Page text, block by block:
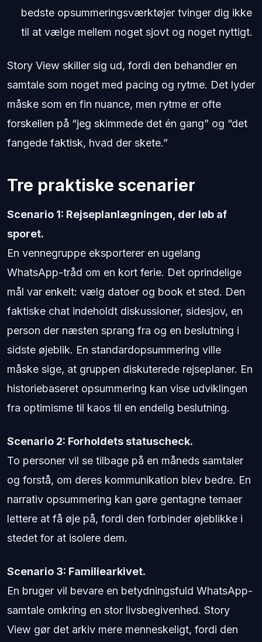
bedste opsummeringsværktøjer tvinger dig ikke
til at vælge mellem noget sjovt og noget nyttigt.
Story View skiller sig ud, fordi den behandler en
samtale som noget med pacing og rytme. Det lyder
måske som en fin nuance, men rytme er ofte
forskellen på “jeg skimmede det én gang” og “det
fangede faktisk, hvad der skete.”
Tre praktiske scenarier
Scenario 1: Rejseplanlægningen, der løb af
sporet.
En vennegruppe eksporterer en ugelang
WhatsApp-tråd om en kort ferie. Det oprindelige
mål var enkelt: vælg datoer og book et sted. Den
faktiske chat indeholdt diskussioner, sidesjov, en
person der næsten sprang fra og en beslutning i
sidste øjeblik. En standardopsummering ville
måske sige, at gruppen diskuterede rejseplaner. En
historiebaseret opsummering kan vise udviklingen
fra optimisme til kaos til en endelig beslutning.
Scenario 2: Forholdets statuscheck.
To personer vil se tilbage på en måneds samtaler
og forstå, om deres kommunikation blev bedre. En
narrativ opsummering kan gøre gentagne temaer
lettere at få øje på, fordi den forbinder øjeblikke i
stedet for at isolere dem.
Scenario 3: Familiearkivet.
En bruger vil bevare en betydningsfuld WhatsApp-
samtale omkring en stor livsbegivenhed. Story
View gør det arkiv mere menneskeligt, fordi den